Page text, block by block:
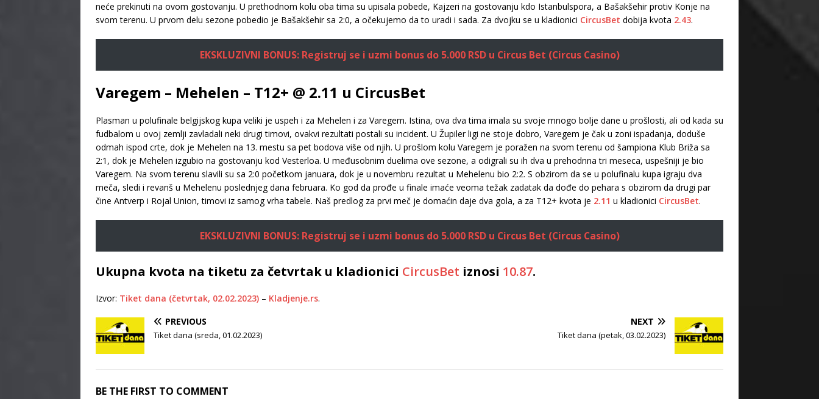
neće prekinuti na ovom gostovanju. U prethodnom kolu oba tima su upisala pobede, Kajzeri na gostovanju kdo Istanbulspora, a Bašakšehir protiv Konje na
svom terenu. U prvom delu sezone pobedio je Bašakšehir sa 2:0, a očekujemo da to uradi i sada. Za dvojku se u kladionici CircusBet dobija kvota 2.43.
EKSKLUZIVNI BONUS: Registruj se i uzmi bonus do 5.000 RSD u Circus Bet (Circus Casino)
Varegem – Mehelen – T12+ @ 2.11 u CircusBet
Plasman u polufinale belgijskog kupa veliki je uspeh i za Mehelen i za Varegem. Istina, ova dva tima imala su svoje mnogo bolje dane u prošlosti, ali od kada su
fudbalom u ovoj zemlji zavladali neki drugi timovi, ovakvi rezultati postali su incident. U Župiler ligi ne stoje dobro, Varegem je čak u zoni ispadanja, doduše
odmah ispod crte, dok je Mehelen na 13. mestu sa pet bodova više od njih. U prošlom kolu Varegem je poražen na svom terenu od šampiona Klub Briža sa
2:1, dok je Mehelen izgubio na gostovanju kod Vesterloa. U međusobnim duelima ove sezone, a odigrali su ih dva u prehodnna tri meseca, uspešniji je bio
Varegem. Na svom terenu slavili su sa 2:0 početkom januara, dok je u novembru rezultat u Mehelenu bio 2:2. S obzirom da se u polufinalu kupa igraju dva
meča, sledi i revanš u Mehelenu poslednjeg dana februara. Ko god da prođe u finale imaće veoma težak zadatak da dođe do pehara s obzirom da drugi par
čine Antverp i Rojal Union, timovi iz samog vrha tabele. Naš predlog za prvi meč je domaćin daje dva gola, a za T12+ kvota je 2.11 u kladionici CircusBet.
EKSKLUZIVNI BONUS: Registruj se i uzmi bonus do 5.000 RSD u Circus Bet (Circus Casino)
Ukupna kvota na tiketu za četvrtak u kladionici CircusBet iznosi 10.87.
Izvor: Tiket dana (četvrtak, 02.02.2023) – Kladjenje.rs.
PREVIOUS
Tiket dana (sreda, 01.02.2023)
NEXT
Tiket dana (petak, 03.02.2023)
BE THE FIRST TO COMMENT